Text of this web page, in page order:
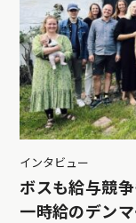
インタビュー
ボスも給与競
一時給のデン